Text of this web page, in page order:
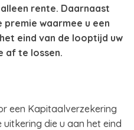
rente. Daarnaast
waarmee u een
eind van de looptijd uw
af te lossen.
een Kapitaalverzekering
uitkering die u aan het eind